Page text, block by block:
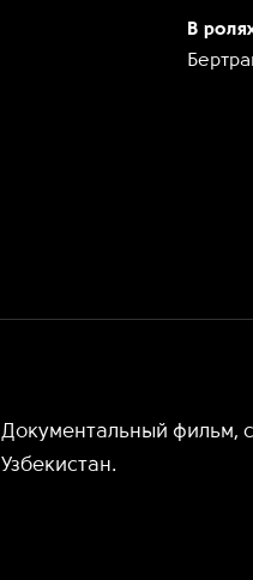
В
Документальный фильм,
Узбекистан.